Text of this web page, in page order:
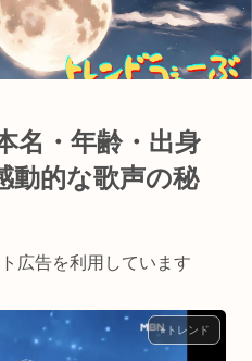
名・年齢・出身
動的な歌声の秘
広告を利用しています
⭐︎トレンド